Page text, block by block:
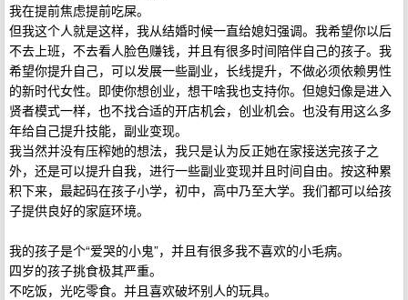
我在提前焦虑提前吃屎。
但我这个人就是这样，我从结婚时候一直给媳妇强调。我希望你以后
不去上班，不去看人脸色赚钱，并且有很多时间陪伴自己的孩子。我
希望你提升自己，可以发展一些副业，长线提升，不做必须依赖男性
的新时代女性。即使你想创业，想干啥我也支持你。但媳妇像是进入
贤者模式一样，也不找合适的开店机会，创业机会。也没有用这么多
年给自己提升技能，副业变现。
我当然并没有压榨她的想法，我只是认为反正她在家接送完孩子之
外，还是可以提升自我，进行一些副业变现并且时间自由。按这种累
积下来，最起码在孩子小学，初中，高中乃至大学。我们都可以给孩
子提供良好的家庭环境。
我的孩子是个“爱哭的小鬼”，并且有很多我不喜欢的小毛病。
四岁的孩子挑食极其严重。
不吃饭，光吃零食。并且喜欢破坏别人的玩具。